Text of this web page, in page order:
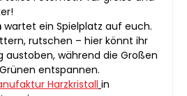
wartet ein Spielplatz auf euch.
rutschen – hier könnt ihr
austoben, während die Großen
entspannen.
Harzkristall in